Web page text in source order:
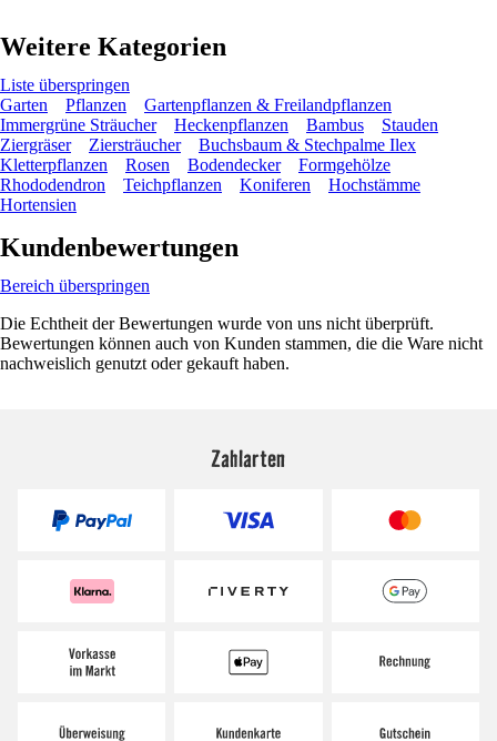
Weitere Kategorien
Liste überspringen
Garten
Pflanzen
Gartenpflanzen & Freilandpflanzen
Immergrüne Sträucher
Heckenpflanzen Bambus
Stauden
Ziergräser
Ziersträucher
Buchsbaum & Stechpalme Ilex
Kletterpflanzen
Rosen Bodendecker
Formgehölze
Rhododendron
Teichpflanzen Koniferen
Hochstämme
Hortensien
Kundenbewertungen
Bereich überspringen
Die Echtheit der Bewertungen wurde von uns nicht überprüft.
Bewertungen können auch von Kunden stammen, die die Ware nicht
nachweislich genutzt oder gekauft haben.
Zahlarten